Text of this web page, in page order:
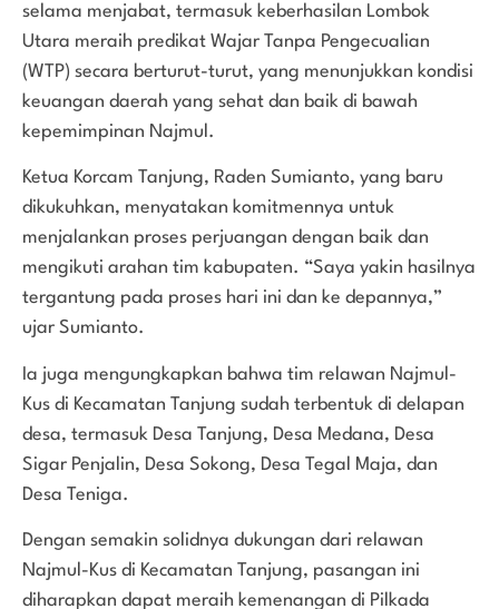
selama menjabat, termasuk keberhasilan Lombok
Utara meraih predikat Wajar Tanpa Pengecualian
(WTP) secara berturut-turut, yang menunjukkan kondisi
keuangan daerah yang sehat dan baik di bawah
kepemimpinan Najmul.
Ketua Korcam Tanjung, Raden Sumianto, yang baru
dikukuhkan, menyatakan komitmennya untuk
menjalankan proses perjuangan dengan baik dan
mengikuti arahan tim kabupaten. “Saya yakin hasilnya
tergantung pada proses hari ini dan ke depannya,”
ujar Sumianto.
Ia juga mengungkapkan bahwa tim relawan Najmul-
Kus di Kecamatan Tanjung sudah terbentuk di delapan
desa, termasuk Desa Tanjung, Desa Medana, Desa
Sigar Penjalin, Desa Sokong, Desa Tegal Maja, dan
Desa Teniga.
Dengan semakin solidnya dukungan dari relawan
Najmul-Kus di Kecamatan Tanjung, pasangan ini
diharapkan dapat meraih kemenangan di Pilkada